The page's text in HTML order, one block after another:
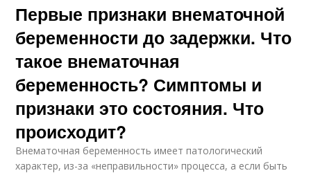
Первые признаки внематочной
беременности до задержки. Что
такое внематочная
беременность? Симптомы и
признаки это состояния. Что
происходит?
Внематочная беременность имеет патологический
характер, из-за «неправильности» процесса, а если быть